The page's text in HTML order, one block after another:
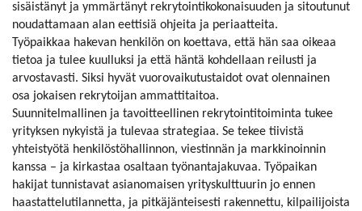
sisäistänyt ja ymmärtänyt rekrytointikokonaisuuden ja sitoutunut
noudattamaan alan eettisiä ohjeita ja periaatteita.
Työpaikkaa hakevan henkilön on koettava, että hän saa oikeaa
tietoa ja tulee kuulluksi ja että häntä kohdellaan reilusti ja
arvostavasti. Siksi hyvät vuorovaikutustaidot ovat olennainen
osa jokaisen rekrytoijan ammattitaitoa.
Suunnitelmallinen ja tavoitteellinen rekrytointitoiminta tukee
yrityksen nykyistä ja tulevaa strategiaa. Se tekee tiivistä
yhteistyötä henkilöstöhallinnon, viestinnän ja markkinoinnin
kanssa – ja kirkastaa osaltaan työnantajakuvaa. Työpaikan
hakijat tunnistavat asianomaisen yrityskulttuurin jo ennen
haastattelutilannetta, ja pitkäjänteisesti rakennettu, kilpailijoista